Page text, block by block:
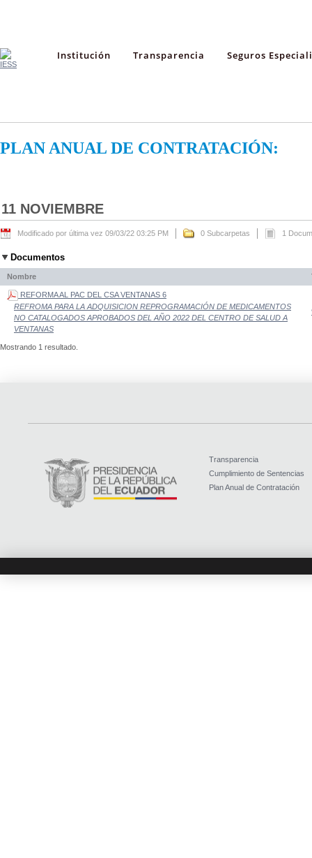
Institución Transparencia Seguros
PLAN ANUAL DE CONTRATACIÓN:
11 NOVIEMBRE
Modificado por última vez 09/03/22 03:25 PM 0 Subcarpetas 1
Documentos
Nombre
REFORMA AL PAC DEL CSA VENTANAS 6
REFROMA PARA LA ADQUISICION REPROGRAMACIÓN DE MEDICAMENTOS
NO CATALOGADOS APROBADOS DEL AÑO 2022 DEL CENTRO DE SALUD A
VENTANAS
Mostrando 1 resultado.
Transparencia
Cumplimiento de Sentencias
Plan Anual de Contratación